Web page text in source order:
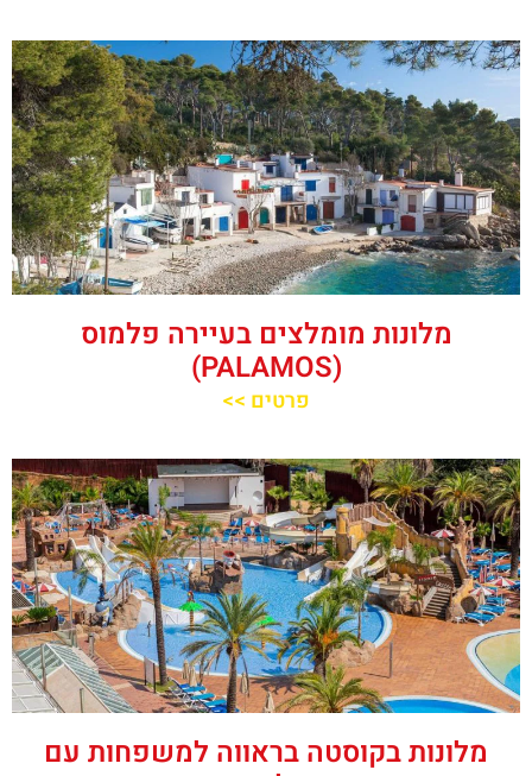
מלונות מומלצים בעיירה פלמוס
(PALAMOS)
פרטים >>
מלונות בקוסטה בראווה למשפחות עם